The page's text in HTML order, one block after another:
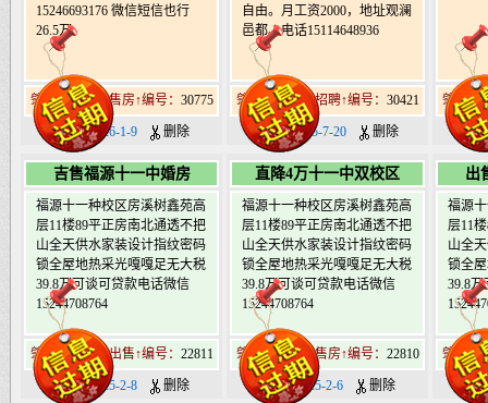
15246693176 微信短信也行
26.5万
肇东北19道街售房↑编号： 30775
日期：2026-1-9 删除
自由。月工资2000，地址观澜
邑都。电话15114648936
肇东北19道街招聘↑编号： 30421
日期：2025-7-20 删除
肇东北
日
吉售福源十一中婚房
福源十一种校区房溪树鑫苑高
层11楼89平正房南北通透不把
山全天供水家装设计指纹密码
锁全屋地热采光嘎嘎足无大税
39.8万可谈可贷款电话微信
15244708764
肇东北19道街出售↑编号： 22811
日期：2025-2-8 删除
直降4万十一中双校区
福源十一种校区房溪树鑫苑高
层11楼89平正房南北通透不把
山全天供水家装设计指纹密码
锁全屋地热采光嘎嘎足无大税
39.8万可谈可贷款电话微信
15244708764
肇东北19道街售房↑编号： 22810
日期：2025-2-6 删除
出
福源
层11
山全
锁全
39.8
肇东北
日